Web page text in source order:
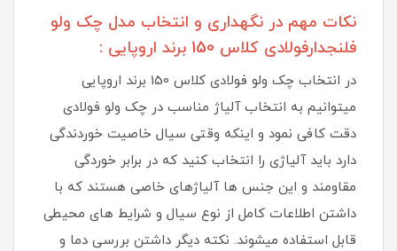
نکات مهم در نگهداری و انتخاب مدل چک ولو
فلنجدارفولادی کلاس 150 برند اروپایی :
در انتخاب چک ولو فولادی کلاس 150 برند اروپایی
میتوانیم به انتخاب آلیاژ مناسب در چک ولو فولادی
دقت کافی نمود و اینکه وقتی سیال خاصیت خوردندگی
دارد باید آلیاژی را انتخاب کنید که در برابر خوردگی
مقاومند و این جنس ها آلیاژهای خاصی هستند که با
داشتن اطلاعات کامل از نوع سیال و شرایط های محیطی
قابل استفاده میشوند. نکته دیگر داشتن بررسی دما و